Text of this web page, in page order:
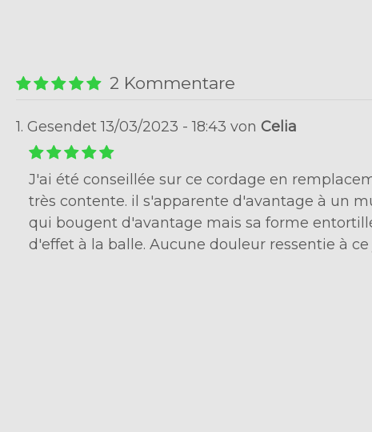
2 Kommentare
1. Gesendet 13/03/2023 - 18:43 von Celia
J'ai été conseillée sur ce cordage en
très contente. il s'apparente d'avantage à un
qui bougent d'avantage mais sa forme
d'effet à la balle. Aucune douleur ressentie à ce